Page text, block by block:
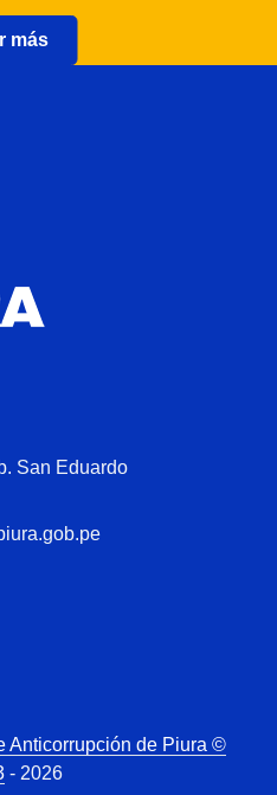
más
San Eduardo
Anticorrupción de Piura ©
- 2026